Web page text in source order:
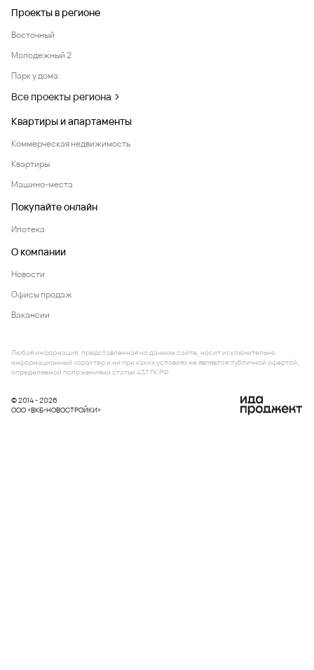
Проекты в регионе
Восточный
Молодежный 2
Парк у дома
Все проекты региона
Квартиры и апартаменты
Коммерческая недвижимость
Квартиры
Машино-места
Покупайте онлайн
Ипотека
О компании
Новости
Офисы продаж
Вакансии
© 2014 - 2026
ООО «ВКБ-НОВОСТРОЙКИ»
Любая информация, представленная на данном сайте, носит исключительно
информационный характер и ни при каких условиях не является публичной офертой,
определяемой положениями статьи 437 ГК РФ.